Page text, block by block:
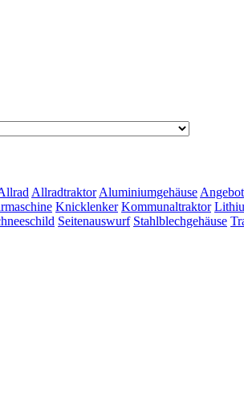
Allradtraktor Aluminiumgehäuse Angebot
Knicklenker Kommunaltraktor
Seitenauswurf Stahlblechgehäuse